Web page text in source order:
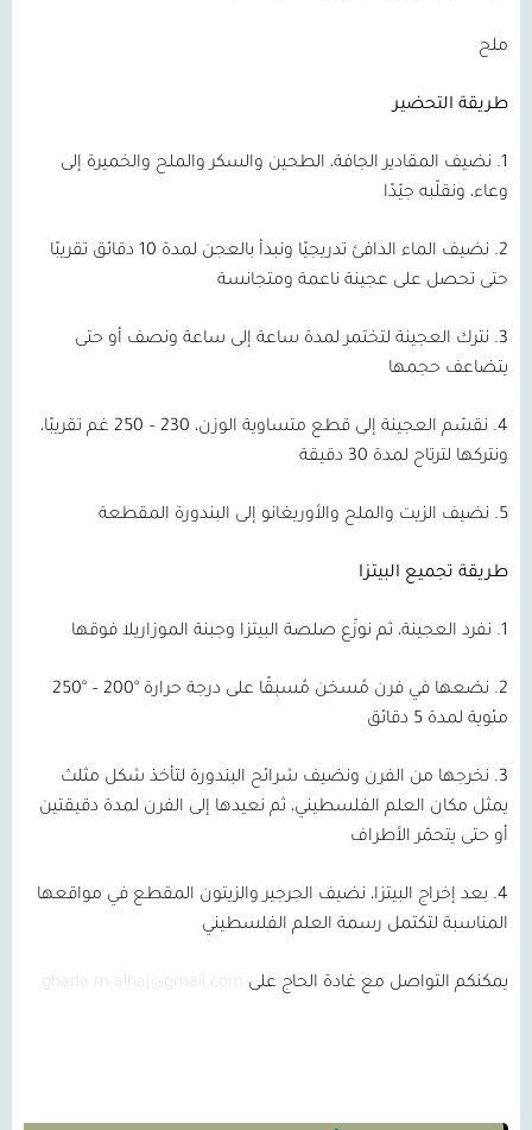
ملح
طريقة التحضير
1. نضيف المقادير الجافة، الطحين والسكر والملح والخميرة إلى
وعاء، ونقلّبه جيّدًا
2. نضيف الماء الدافئ تدريجيًا ونبدأ بالعجن لمدة 10 دقائق تقريبًا
حتى تحصل على عجينة ناعمة ومتجانسة
3. نترك العجينة لتختمر لمدة ساعة إلى ساعة ونصف أو حتى
يتضاعف حجمها
4. نقسّم العجينة إلى قطع متساوية الوزن، 230 – 250 غم تقريبًا،
ونتركها لترتاح لمدة 30 دقيقة
5. نضيف الزيت والملح والأوريغانو إلى البندورة المقطعة
طريقة تجميع البيتزا
1. نفرد العجينة، ثم نوزّع صلصة البيتزا وجبنة الموزاريلا فوقها
2. نضعها في فرن مُسخن مُسبقًا على درجة حرارة °200 – °250
مئوية لمدة 5 دقائق
3. نخرجها من الفرن ونضيف شرائح البندورة لتأخذ شكل مثلث
يمثل مكان العلم الفلسطيني، ثم نعيدها إلى الفرن لمدة دقيقتين
أو حتى يتحمّر الأطراف
4. بعد إخراج البيتزا، نضيف الجرجير والزيتون المقطع في مواقعها
المناسبة لتكتمل رسمة العلم الفلسطيني
يمكنكم التواصل مع غادة الحاج على ghada.m.alhaj@gmail.com